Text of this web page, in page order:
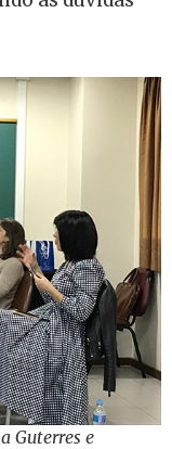
Guterres e